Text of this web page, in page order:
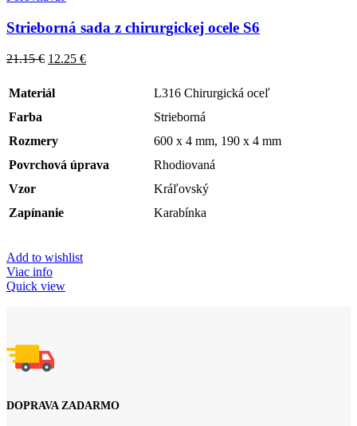
Strieborná sada z chirurgickej ocele S6
21.15€ 12.25 €
Materiál
L316 Chirurgická oceľ
Farba
Strieborná
Rozmery
600 x 4 mm, 190 x 4 mm
Povrchová úprava
Rhodiovaná
Vzor
Kráľovský
Zapínanie
Karabínka
Add to wishlist
Viac info
Quick view
DOPRAVA ZADARMO